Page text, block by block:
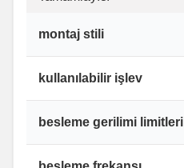
montaj stili
kullanılabilir işlev
besleme gerilimi limitleri